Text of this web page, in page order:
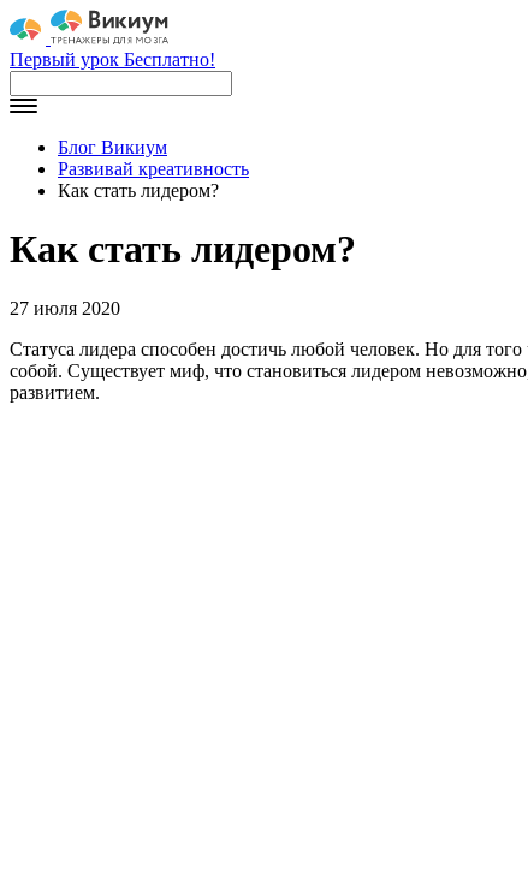
Первый урок Бесплатно!
Блог Викиум
Развивай креативность
Как стать лидером?
Как стать лидером?
27 июля 2020
Статуса лидера способен достичь любой человек. Но для
собой. Существует миф, что становиться лидером
развитием.